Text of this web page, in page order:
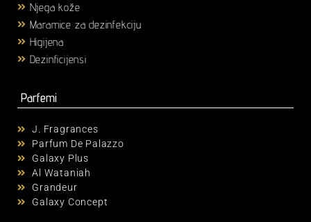
Njega kože
Maramice za dezinfekciju
Higijena
Dezinficijensi
Parfemi
J. Fragrances
Parfum De Palazzo
Galaxy Plus
Al Wataniah
Grandeur
Galaxy Concept